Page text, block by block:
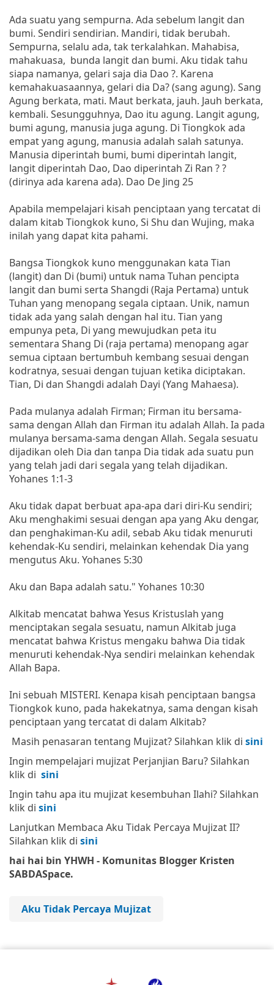
Ada suatu yang sempurna. Ada sebelum langit dan
bumi. Sendiri sendirian. Mandiri, tidak berubah.
Sempurna, selalu ada, tak terkalahkan. Mahabisa,
mahakuasa, bunda langit dan bumi. Aku tidak tahu
siapa namanya, gelari saja dia Dao ?. Karena
kemahakuasaannya, gelari dia Da? (sang agung). Sang
Agung berkata, mati. Maut berkata, jauh. Jauh berkata,
kembali. Sesungguhnya, Dao itu agung. Langit agung,
bumi agung, manusia juga agung. Di Tiongkok ada
empat yang agung, manusia adalah salah satunya.
Manusia diperintah bumi, bumi diperintah langit,
langit diperintah Dao, Dao diperintah Zi Ran ? ?
(dirinya ada karena ada). Dao De Jing 25
Apabila mempelajari kisah penciptaan yang tercatat di
dalam kitab Tiongkok kuno, Si Shu dan Wujing, maka
inilah yang dapat kita pahami.
Bangsa Tiongkok kuno menggunakan kata Tian
(langit) dan Di (bumi) untuk nama Tuhan pencipta
langit dan bumi serta Shangdi (Raja Pertama) untuk
Tuhan yang menopang segala ciptaan. Unik, namun
tidak ada yang salah dengan hal itu. Tian yang
empunya peta, Di yang mewujudkan peta itu
sementara Shang Di (raja pertama) menopang agar
semua ciptaan bertumbuh kembang sesuai dengan
kodratnya, sesuai dengan tujuan ketika diciptakan.
Tian, Di dan Shangdi adalah Dayi (Yang Mahaesa).
Pada mulanya adalah Firman; Firman itu bersama-
sama dengan Allah dan Firman itu adalah Allah. Ia pada
mulanya bersama-sama dengan Allah. Segala sesuatu
dijadikan oleh Dia dan tanpa Dia tidak ada suatu pun
yang telah jadi dari segala yang telah dijadikan.
Yohanes 1:1-3
Aku tidak dapat berbuat apa-apa dari diri-Ku sendiri;
Aku menghakimi sesuai dengan apa yang Aku dengar,
dan penghakiman-Ku adil, sebab Aku tidak menuruti
kehendak-Ku sendiri, melainkan kehendak Dia yang
mengutus Aku. Yohanes 5:30
Aku dan Bapa adalah satu." Yohanes 10:30
Alkitab mencatat bahwa Yesus Kristuslah yang
menciptakan segala sesuatu, namun Alkitab juga
mencatat bahwa Kristus mengaku bahwa Dia tidak
menuruti kehendak-Nya sendiri melainkan kehendak
Allah Bapa.
Ini sebuah MISTERI. Kenapa kisah penciptaan bangsa
Tiongkok kuno, pada hakekatnya, sama dengan kisah
penciptaan yang tercatat di dalam Alkitab?
Masih penasaran tentang Mujizat? Silahkan klik di sini
Ingin mempelajari mujizat Perjanjian Baru? Silahkan
klik di sini
Ingin tahu apa itu mujizat kesembuhan Ilahi? Silahkan
klik di sini
Lanjutkan Membaca Aku Tidak Percaya Mujizat II?
Silahkan klik di sini
hai hai bin YHWH - Komunitas Blogger Kristen
SABDASpace.
Aku Tidak Percaya Mujizat